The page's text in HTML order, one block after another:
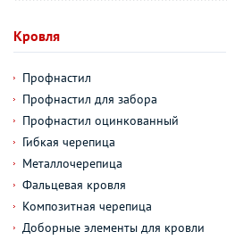
Кровля
Профнастил
Профнастил для забора
Профнастил оцинкованный
Гибкая черепица
Металлочерепица
Фальцевая кровля
Композитная черепица
Доборные элементы для кровли